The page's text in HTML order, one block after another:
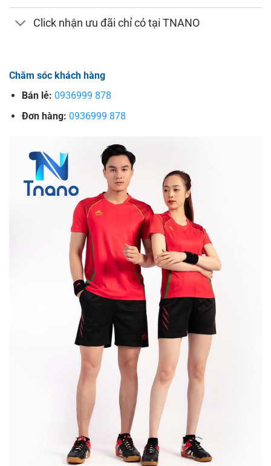
Click nhận ưu đãi chỉ có tại TNANO
Chăm sóc khách hàng
Bán lẻ: 0936999 878
Đơn hàng: 0936999 878